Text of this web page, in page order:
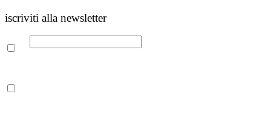
iscriviti alla newsletter